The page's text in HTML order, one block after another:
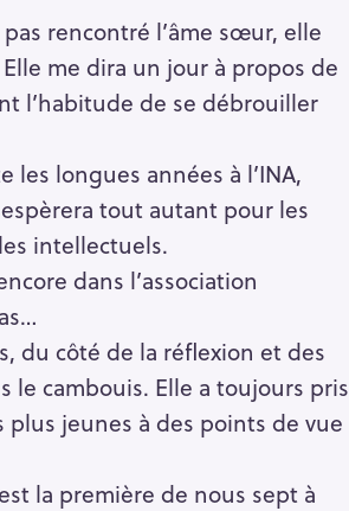
rencontré l’âme sœur, elle
me dira un jour à propos de
l’habitude de se débrouiller
les longues années à l’INA,
tout autant pour les
intellectuels.
dans l’association
du côté de la réflexion et des
le cambouis. Elle a toujours pris
jeunes à des points de vue
la première de nous sept à